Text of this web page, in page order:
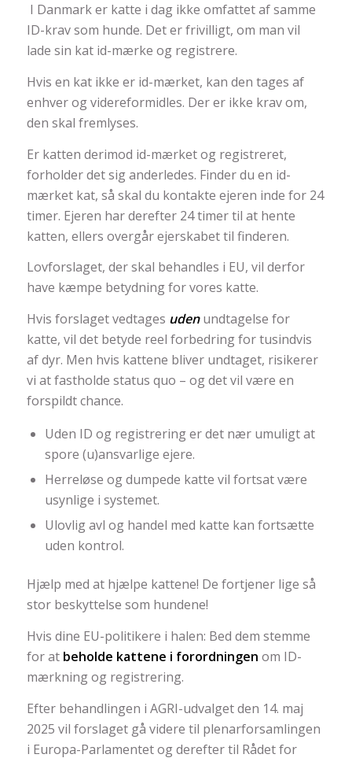
I Danmark er katte i dag ikke omfattet af samme
ID-krav som hunde. Det er frivilligt, om man vil
lade sin kat id-mærke og registrere.
Hvis en kat ikke er id-mærket, kan den tages af
enhver og videreformidles. Der er ikke krav om,
den skal fremlyses.
Er katten derimod id-mærket og registreret,
forholder det sig anderledes. Finder du en id-
mærket kat, så skal du kontakte ejeren inde for 24
timer. Ejeren har derefter 24 timer til at hente
katten, ellers overgår ejerskabet til finderen.
Lovforslaget, der skal behandles i EU, vil derfor
have kæmpe betydning for vores katte.
Hvis forslaget vedtages udenundtagelse for
katte, vil det betyde reel forbedring for tusindvis
af dyr. Men hvis kattene bliver undtaget, risikerer
vi at fastholde status quo – og det vil være en
forspildt chance.
Uden ID og registrering er det nær umuligt at
spore (u)ansvarlige ejere.
Herreløse og dumpede katte vil fortsat være
usynlige i systemet.
Ulovlig avl og handel med katte kan fortsætte
uden kontrol.
Hjælp med at hjælpe kattene! De fortjener lige så
stor beskyttelse som hundene!
Hvis dine EU-politikere i halen: Bed dem stemme
for at beholde kattene i forordningen om ID-
mærkning og registrering.
Efter behandlingen i AGRI-udvalget den 14. maj
2025 vil forslaget gå videre til plenarforsamlingen
i Europa-Parlamentet og derefter til Rådet for